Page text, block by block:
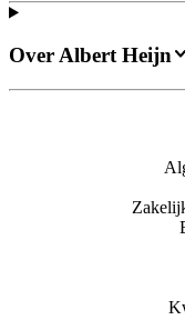
Over Albert Heijn